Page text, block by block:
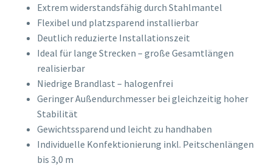
Extrem widerstandsfähig durch Stahlmantel
Flexibel und platzsparend installierbar
Deutlich reduzierte Installationszeit
Ideal für lange Strecken – große Gesamtlängen
realisierbar
Niedrige Brandlast – halogenfrei
Geringer Außendurchmesser bei gleichzeitig hoher
Stabilität
Gewichtssparend und leicht zu handhaben
Individuelle Konfektionierung inkl. Peitschenlängen
bis 3,0 m